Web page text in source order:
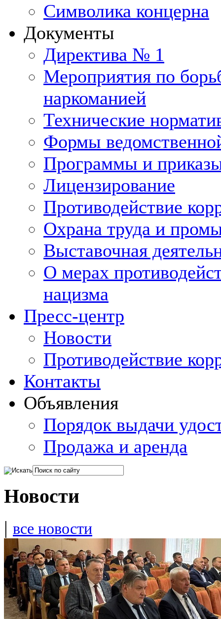
Символика концерна
Документы
Директива № 1
Мероприятия по
наркоманией
Технические
Формы
Программы и
Лицензирование
Противодействие
Охрана труда и
Выставочная
О мерах
нацизма
Пресс-центр
Новости
Противодействие
Контакты
Объявления
Порядок выдачи
Продажа и аренда
Новости
| все новости